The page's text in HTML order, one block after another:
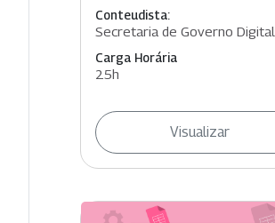
Conteudista:
Secretaria de Governo Digital
Carga Horária
25h
Visualizar